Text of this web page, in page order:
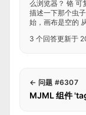
么浏览器？ 铬
描述一下那个虫
始，画布是空的
3 个回答更新于
← 问题 #6307
MJML 组件